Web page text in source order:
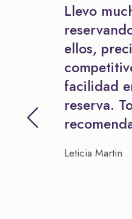
Llevo
ellos,
facilidad
reserva.
Leticia Martin